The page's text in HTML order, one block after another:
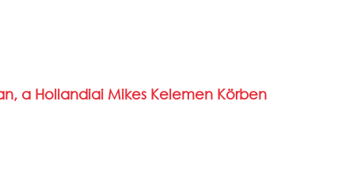
a Hollandiai Mikes Kelemen Körben